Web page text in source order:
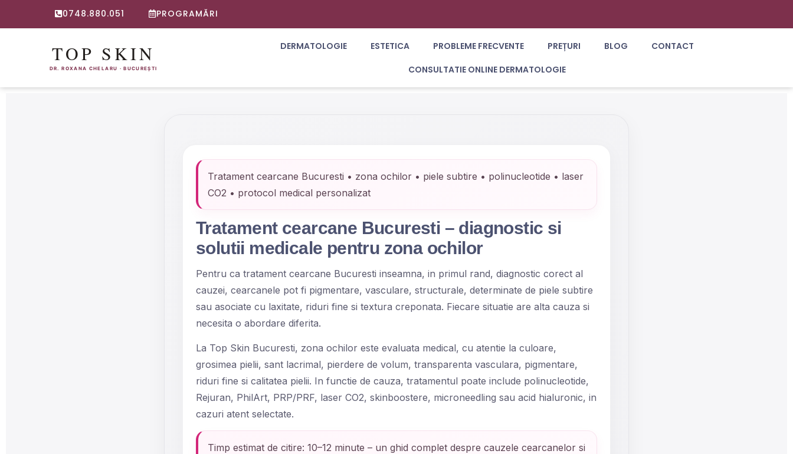
0748.880.051 PROGRAMĂRI
DERMATOLOGIE ESTETICA PROBLEME FRECVENTE PREȚURI BLOG
CONTACT
CONSULTATIE ONLINE DERMATOLOGIE
Tratament cearcane Bucuresti • zona ochilor • piele subtire • polinucleotide • laser
CO2 • protocol medical personalizat
Tratament cearcane Bucuresti – diagnostic si
solutii medicale pentru zona ochilor
Pentru ca tratament cearcane Bucuresti inseamna, in primul rand, diagnostic corect al
cauzei, cearcanele pot fi pigmentare, vasculare, structurale, determinate de piele subtire
sau asociate cu laxitate, riduri fine si textura creponata. Fiecare situatie are alta cauza si
necesita o abordare diferita.
La Top Skin Bucuresti, zona ochilor este evaluata medical, cu atentie la culoare,
grosimea pielii, sant lacrimal, pierdere de volum, transparenta vasculara, pigmentare,
riduri fine si calitatea pielii. In functie de cauza, tratamentul poate include polinucleotide,
Rejuran, PhilArt, PRP/PRF, laser CO2, skinboostere, microneedling sau acid hialuronic, in
cazuri atent selectate.
Timp estimat de citire: 10–12 minute – un ghid complet despre cauzele cearcanelor si